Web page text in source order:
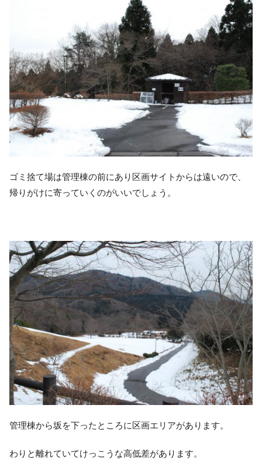
ゴミ捨て場は管理棟の前にあり区画サイトからは遠いので、
帰りがけに寄っていくのがいいでしょう。
管理棟から坂を下ったところに区画エリアがあります。
わりと離れていてけっこうな高低差があります。